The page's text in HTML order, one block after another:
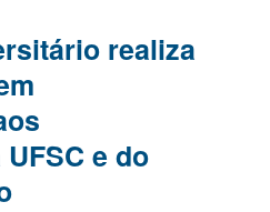
realiza
e do